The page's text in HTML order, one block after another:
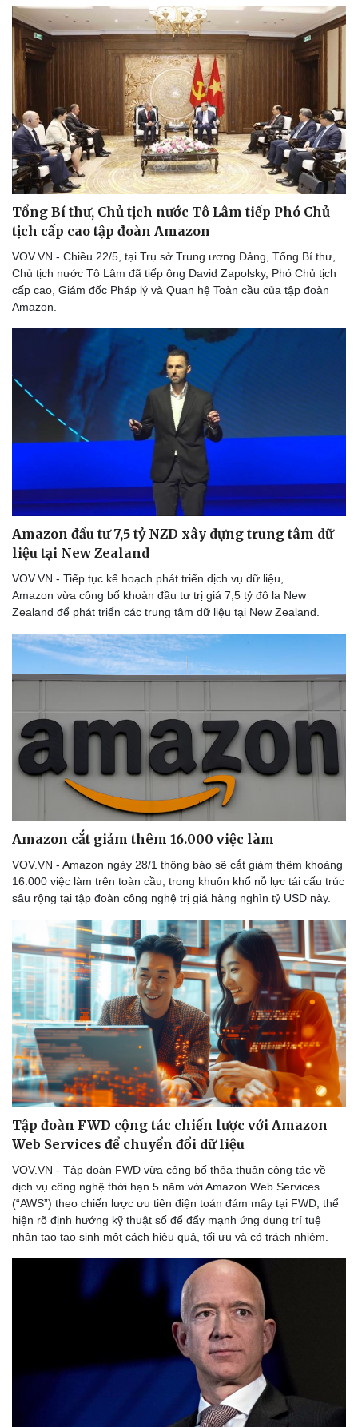
Bóng đá
Lịch thi đấu bóng đá
Thế giới thể thao
Ô tô - Xe máy
Ô tô
Xe máy
Tư vấn
Tổng Bí thư, Chủ tịch nước Tô Lâm tiếp Phó Chủ
tịch cấp cao tập đoàn Amazon
VOV.VN - Chiều 22/5, tại Trụ sở Trung ương Đảng, Tổng Bí thư,
Chủ tịch nước Tô Lâm đã tiếp ông David Zapolsky, Phó Chủ tịch
cấp cao, Giám đốc Pháp lý và Quan hệ Toàn cầu của tập đoàn
Amazon.
Amazon đầu tư 7,5 tỷ NZD xây dựng trung tâm dữ
liệu tại New Zealand
VOV.VN - Tiếp tục kế hoạch phát triển dịch vụ dữ liệu,
Amazon vừa công bố khoản đầu tư trị giá 7,5 tỷ đô la New
Zealand để phát triển các trung tâm dữ liệu tại New Zealand.
Amazon cắt giảm thêm 16.000 việc làm
VOV.VN - Amazon ngày 28/1 thông báo sẽ cắt giảm thêm khoảng
16.000 việc làm trên toàn cầu, trong khuôn khổ nỗ lực tái cấu trúc
sâu rộng tại tập đoàn công nghệ trị giá hàng nghìn tỷ USD này.
Tập đoàn FWD cộng tác chiến lược với Amazon
Web Services để chuyển đổi dữ liệu
VOV.VN - Tập đoàn FWD vừa công bố thỏa thuận cộng tác về
dịch vụ công nghệ thời hạn 5 năm với Amazon Web Services
(“AWS”) theo chiến lược ưu tiên điện toán đám mây tại FWD, thể
hiện rõ định hướng kỹ thuật số để đẩy mạnh ứng dụng trí tuệ
nhân tạo tạo sinh một cách hiệu quả, tối ưu và có trách nhiệm.